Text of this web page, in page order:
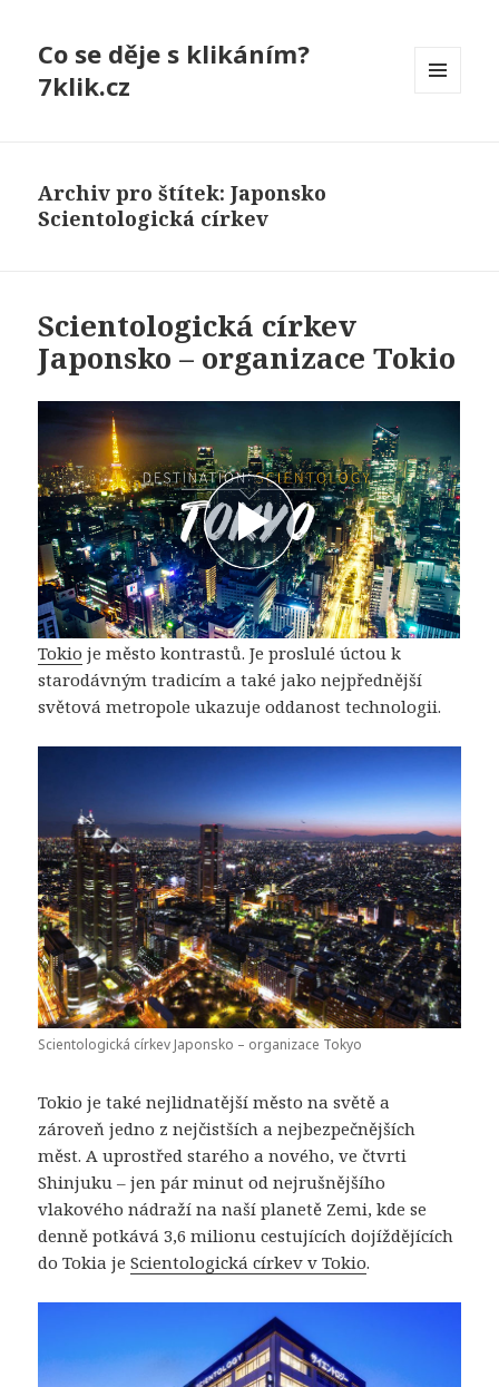
Co se děje s klikáním?
7klik.cz
Archiv pro štítek: Japonsko
Scientologická církev
Scientologická církev
Japonsko – organizace Tokio
Tokio je město kontrastů. Je proslulé úctou k
starodávným tradicím a také jako nejpřednější
světová metropole ukazuje oddanost technologii.
Scientologická církev Japonsko – organizace Tokyo
Tokio je také nejlidnatější město na světě a
zároveň jedno z nejčistších a nejbezpečnějších
měst. A uprostřed starého a nového, ve čtvrti
Shinjuku – jen pár minut od nejrušnějšího
vlakového nádraží na naší planetě Zemi, kde se
denně potkává 3,6 milionu cestujících dojíždějících
do Tokia jeScientologická církev v Tokio.